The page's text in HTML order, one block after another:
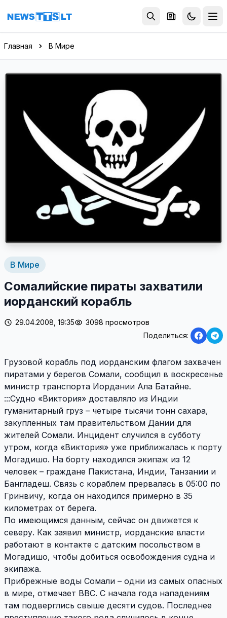
Перейти к содержимому
Главная В Мире
В Мире
Сомалийские пираты захватили
иорданский корабль
29.04.2008, 19:35
3098 просмотров
Поделиться:
Грузовой корабль под иорданским флагом захвачен
пиратами у берегов Сомали, сообщил в воскресенье
министр транспорта Иордании Ала Батайне.
:::Судно «Виктория» доставляло из Индии
гуманитарный груз – четыре тысячи тонн сахара,
закупленных там правительством Дании для
жителей Сомали. Инцидент случился в субботу
утром, когда «Виктория» уже приближалась к порту
Могадишо. На борту находился экипаж из 12
человек – граждане Пакистана, Индии, Танзании и
Бангладеш. Связь с кораблем прервалась в 05:00 по
Гринвичу, когда он находился примерно в 35
километрах от берега.
По имеющимся данным, сейчас он движется к
северу. Как заявил министр, иорданские власти
работают в контакте с датским посольством в
Могадишо, чтобы добиться освобождения судна и
экипажа.
Прибрежные воды Сомали – одни из самых опасных
в мире, отмечает ВВС. С начала года нападениям
там подверглись свыше десяти судов. Последнее